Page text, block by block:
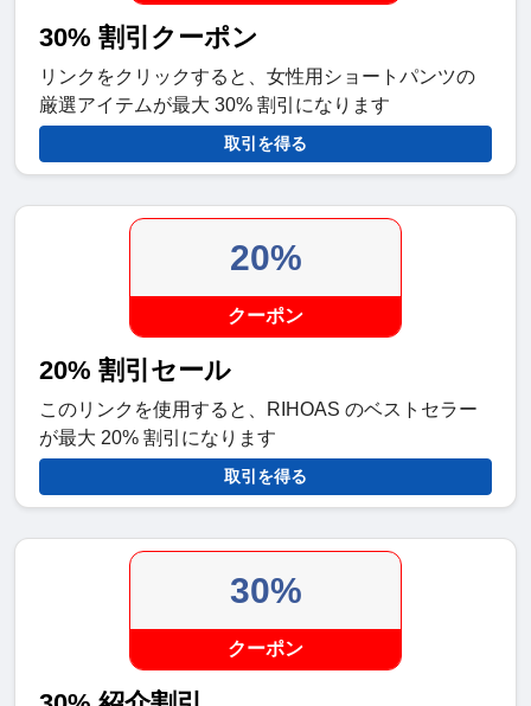
30% 割引クーポン
リンクをクリックすると、女性用ショートパンツの
厳選アイテムが最大 30% 割引になります
取引を得る
20%
クーポン
20% 割引セール
このリンクを使用すると、RIHOAS のベストセラー
が最大 20% 割引になります
取引を得る
30%
クーポン